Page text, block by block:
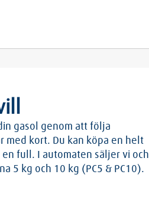
gasol genom att följa
med kort. Du kan köpa en helt
full. I automaten säljer vi och
5 kg och 10 kg (PC5 & PC10).